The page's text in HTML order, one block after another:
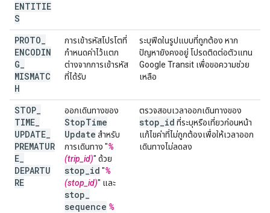
ENTITIE
S
PROTO
ENCODIN
G
MISMATC
H
การเข้ารหัสโปรโตที่
กำหนดค่าไว้แตก
ต่างจากการเข้ารหัส
ที่ได้รับ
ระบุฟีดในรูปแบบที่ถูกต้อง หาก
ปัญหายังคงอยู่ โปรดติดต่อตัวแทน
Google Transit เพื่อขอความช่วย
เหลือ
STOP
TIME
UPDATE
PREMATUR
E
DEPARTU
RE
ออกเดินทางของ
StopTime
Update สำหรับ
การเดินทาง "%
(trip_id)" ด้วย
stop id "%
(stop_id)" และ
stop
sequence %
ตรวจสอบเวลาออกเดินทางของ
stop id ที่ระบุหรือเที่ยวก่อนหน้า
แก้ไขค่าที่ไม่ถูกต้องเพื่อให้เวลาออก
เดินทางไม่ลดลง